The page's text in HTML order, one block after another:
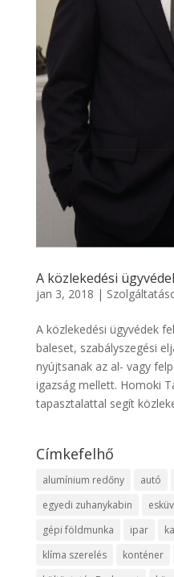
A közlekedési
jan 3, 2018 |
A közlekedési ügyvédek
baleset, szabályszegési
nyújtsanak az al- vagy
igazság mellett. Homoki
tapasztalattal segít
Címkefelhő
alumínium redőny autó
egyedi zuhanykabin
gépi földmunka
ipar
klíma szerelés
konténer